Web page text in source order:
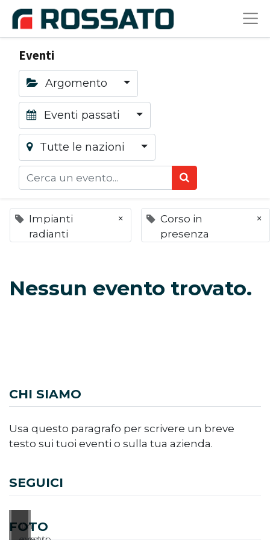
Eventi
Argomento
Eventi passati
Tutte le nazioni
Impianti
radianti
×
Corso in
presenza
×
Nessun evento trovato.
CHI SIAMO
Usa questo paragrafo per scrivere un breve
testo sui tuoi eventi o sulla tua azienda.
SEGUICI
FOTO
Un
I